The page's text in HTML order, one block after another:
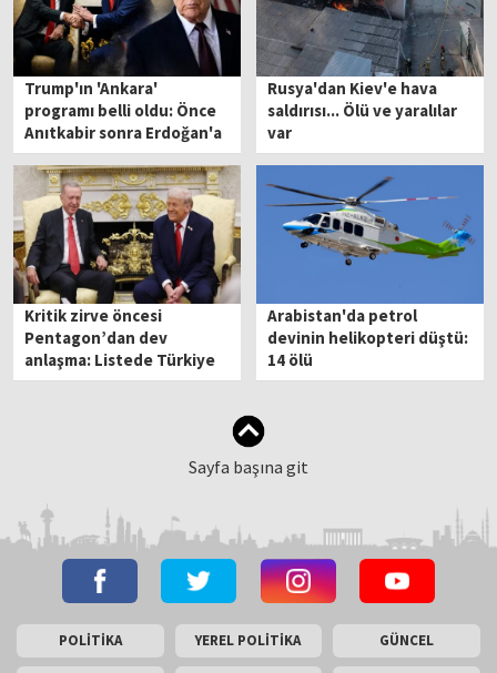
Trump'ın 'Ankara'
programı belli oldu: Önce
Anıtkabir sonra Erdoğan'a
ziyaret
Rusya'dan Kiev'e hava
saldırısı... Ölü ve yaralılar
var
Kritik zirve öncesi
Pentagon’dan dev
anlaşma: Listede Türkiye
de var
Arabistan'da petrol
devinin helikopteri düştü:
14 ölü
Sayfa başına git
POLİTİKA YEREL POLİTİKA GÜNCEL